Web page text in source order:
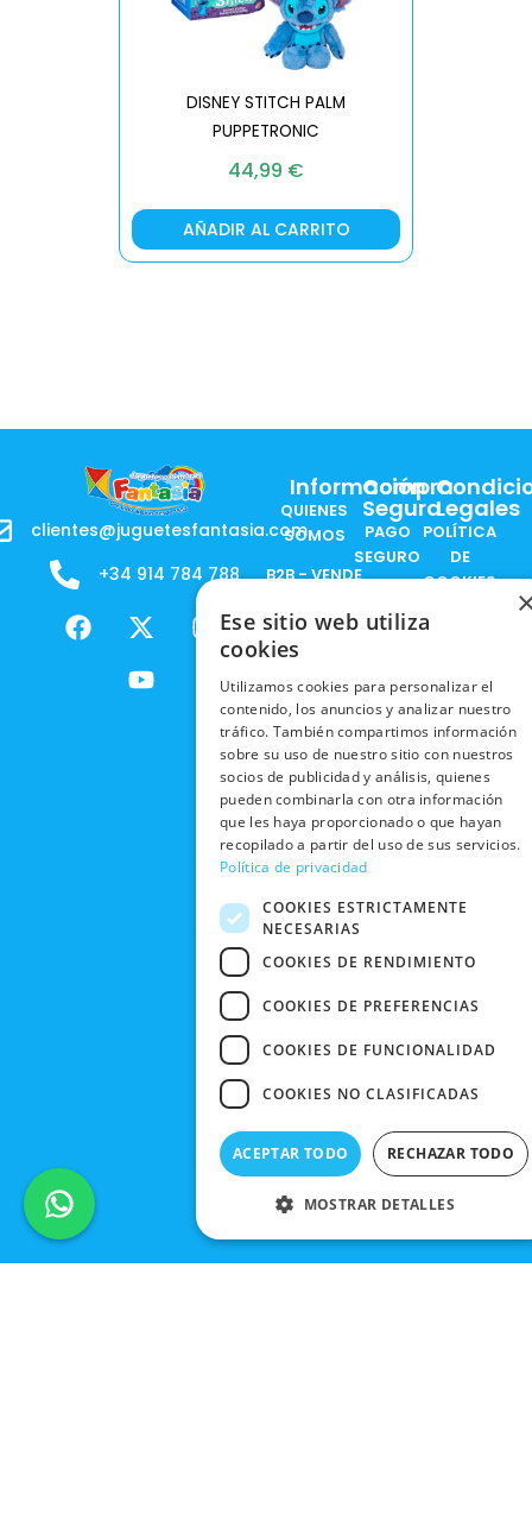
DISNEY STITCH PALM
PUPPETRONIC
44,99 €
AÑADIR AL CARRITO
clientes@juguetesfantasia.com
+34 914 784 788
F
a
X
-
t
w
m
Y
o
u
t
Información
QUIENES
SOMOS
B2B - VENDE
PRODUCTOS
RESPONSABILIDAD
SOCIAL
TRABAJA
CON
NOSOTROS
NUESTRAS
TIENDAS
BLACK
FRIDAY
Compra
Segura
PAGO
SEGURO
NACIONALES
INTERNACIONALES
RECOGIDA
EN TIENDA
DEVOLUCIONES
Y CAMBIOS
CANCELAR
PEDIDO
Legales
POLÍTICA
DE
COOKIES
POLÍTICAS
EN RRSS
POLÍTICA DE
PRIVACIDAD
CONDICIONES
DE COMPRA
Ese sitio web utiliza
cookies
Utilizamos cookies para personalizar el
contenido, los anuncios y analizar nuestro
tráfico. También compartimos información
sobre su uso de nuestro sitio con nuestros
socios de publicidad y análisis, quienes
pueden combinarla con otra información
que les haya proporcionado o que hayan
recopilado a partir del uso de sus servicios.
Política de privacidad
COOKIES ESTRICTAMENTE
NECESARIAS
COOKIES DE RENDIMIENTO
COOKIES DE PREFERENCIAS
COOKIES DE FUNCIONALIDAD
COOKIES NO CLASIFICADAS
ACEPTAR TODO RECHAZAR TODO
MOSTRAR DETALLES